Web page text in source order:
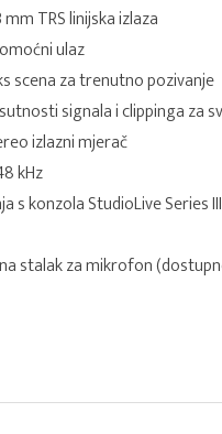
TRS linijska izlaza
ulaz
scena za trenutno pozivanje
signala i clippinga za
izlazni mjerač
kHz
s konzola StudioLive Series
stalak za mikrofon